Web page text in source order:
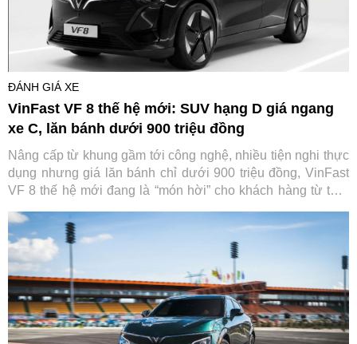
ĐÁNH GIÁ XE
VinFast VF 8 thế hệ mới: SUV hạng D giá ngang
xe C, lăn bánh dưới 900 triệu đồng
Nâng cấp từ khung gầm tới công nghệ, nhiều tiện nghi thực
dụng nhưng giá lăn bánh chỉ dưới 900 triệu đồng, VinFast
VF 8 thế hệ mới đang là “món hời” cho khách hàng từ thời